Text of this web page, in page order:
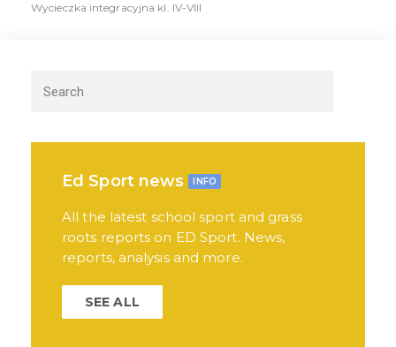
Wycieczka integracyjna kl. IV-VIII
Ed Sport news INFO
All the latest school sport and grass
roots reports on ED Sport. News,
reports, analysis and more.
SEE ALL